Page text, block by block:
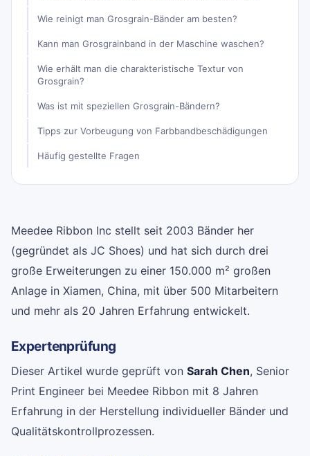
Wie reinigt man Grosgrain-Bänder am besten?
Kann man Grosgrainband in der Maschine waschen?
Wie erhält man die charakteristische Textur von
Grosgrain?
Was ist mit speziellen Grosgrain-Bändern?
Tipps zur Vorbeugung von Farbbandbeschädigungen
Häufig gestellte Fragen
Meedee Ribbon Inc stellt seit 2003 Bänder her
(gegründet als JC Shoes) und hat sich durch drei
große Erweiterungen zu einer 150.000 m² großen
Anlage in Xiamen, China, mit über 500 Mitarbeitern
und mehr als 20 Jahren Erfahrung entwickelt.
Expertenprüfung
Dieser Artikel wurde geprüft von Sarah Chen, Senior
Print Engineer bei Meedee Ribbon mit 8 Jahren
Erfahrung in der Herstellung individueller Bänder und
Qualitätskontrollprozessen.